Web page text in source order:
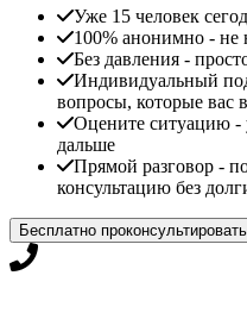
Уже 15 человек
100% анонимно -
Без давления -
Индивидуальный
вопросы, которые вас
Оцените ситуацию -
дальше
Прямой разговор -
консультацию без
Бесплатно